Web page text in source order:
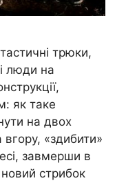
трюки,
люди на
як таке
на двох
«здибити»
завмерши в
новий стрибок